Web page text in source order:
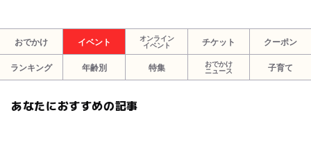
おでかけ イベント
オンライン
イベント
チケット クーポン
ランキング 年齢別 特集
おでかけ
ニュース
子育て
あなたにおすすめの記事